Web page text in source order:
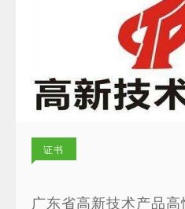
证书
广东省高新技术产品